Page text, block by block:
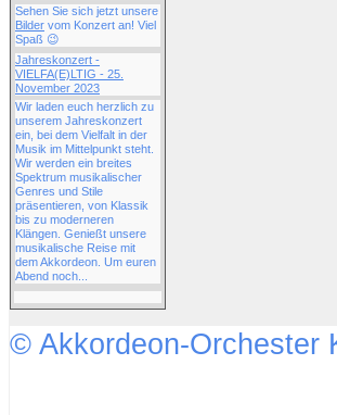
Sehen Sie sich jetzt unsere
Bilder vom Konzert an! Viel
Spaß 😉
Jahreskonzert -
VIELFA(E)LTIG - 25.
November 2023
Wir laden euch herzlich zu
unserem Jahreskonzert
ein, bei dem Vielfalt in der
Musik im Mittelpunkt steht.
Wir werden ein breites
Spektrum musikalischer
Genres und Stile
präsentieren, von Klassik
bis zu moderneren
Klängen. Genießt unsere
musikalische Reise mit
dem Akkordeon. Um euren
Abend noch...
© Akkordeon-Orchester